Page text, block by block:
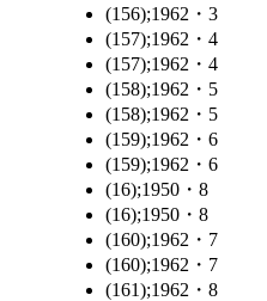
(156);1962・3
(157);1962・4
(157);1962・4
(158);1962・5
(158);1962・5
(159);1962・6
(159);1962・6
(16);1950・8
(16);1950・8
(160);1962・7
(160);1962・7
(161);1962・8